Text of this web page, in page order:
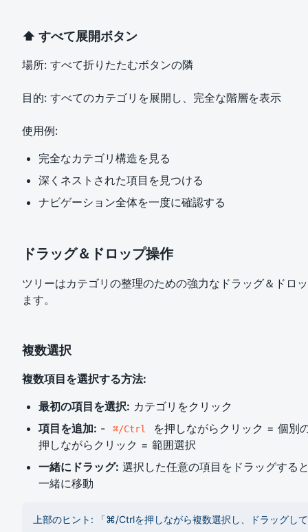
⬆️ すべて展開ボタン
場所: すべて折りたたむボタンの隣
目的: すべてのカテゴリを展開し、完全な階層を表示
使用例:
完全なカテゴリ構造を見る
深くネストされた項目を見つける
ナビゲーション全体を一度に確認する
ドラッグ＆ドロップ操作
ツリーはカテゴリの整理のための強力なドラッグ＆ドロ
ます。
複数選択
複数項目を選択する方法:
最初の項目を選択: カテゴリをクリック
項目を追加: - ⌘/Ctrl
を押しながらクリック = 個別
押しながらクリック = 範囲選択
一緒にドラッグ: 選択した任意の項目をドラッグする
一緒に移動
上部のヒント: 「⌘/Ctrlを押しながら複数選択し、ドラッグし